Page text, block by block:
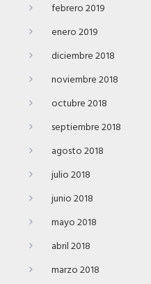
febrero 2019
enero 2019
diciembre 2018
noviembre 2018
octubre 2018
septiembre 2018
agosto 2018
julio 2018
junio 2018
mayo 2018
abril 2018
marzo 2018